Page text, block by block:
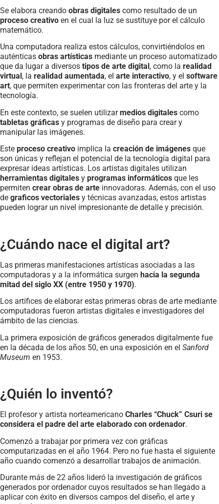
Se elabora creando obras digitales como resultado de un
proceso creativo en el cual la luz se sustituye por el cálculo
matemático.
Una computadora realiza estos cálculos, convirtiéndolos en
auténticas obras artísticas mediante un proceso automatizado
que da lugar a diversos tipos de arte digital , como la realidad
virtual , la realidad aumentada, el arte interactivo, y el software
art, que permiten experimentar con las fronteras del arte y la
tecnología.
En este contexto, se suelen utilizarmedios digitales como
tabletas gráficas y programas de diseño para crear y
manipular las imágenes.
Este proceso creativo implica la creación de imágenes que
son únicas y reflejan el potencial de la tecnología digital para
expresar ideas artísticas. Los artistas digitales utilizan
herramientas digitales y programas informáticos que les
permiten crear obras de arte innovadoras. Además, con el uso
de graficos vectoriales y técnicas avanzadas, estos artistas
pueden lograr un nivel impresionante de detalle y precisión.
¿Cuándo nace el digital art?
Las primeras manifestaciones artísticas asociadas a las
computadoras y a la informática surgen hacia la segunda
mitad del siglo XX (entre 1950 y 1970).
Los artífices de elaborar estas primeras obras de arte mediante
computadoras fueron artistas digitales e investigadores del
ámbito de las ciencias.
La primera exposición de gráficos generados digitalmente fue
en la década de los años 50, en una exposición en el Sanford
Museum en 1953.
¿Quién lo inventó?
El profesor y artista norteamericano Charles “Chuck” Csuri se
considera el padre del arte elaborado con ordenador.
Comenzó a trabajar por primera vez con gráficas
computarizadas en el año 1964. Pero no fue hasta el siguiente
año cuando comenzó a desarrollar trabajos de animación.
Durante más de 22 años lideró la investigación de gráficos
generados por ordenador cuyos resultados se han llegado a
aplicar con éxito en diversos campos del diseño, el arte y